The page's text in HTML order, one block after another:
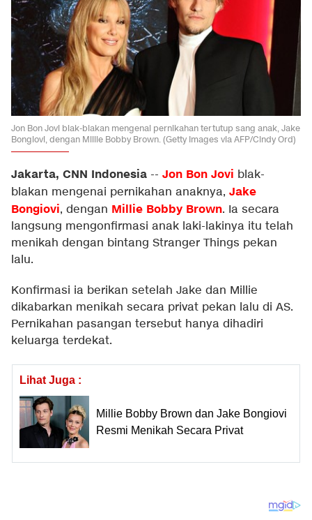
Jon Bon Jovi blak-blakan mengenai pernikahan tertutup sang anak, Jake
Bongiovi, dengan Millie Bobby Brown. (Getty Images via AFP/Cindy Ord)
Jakarta, CNN Indonesia -- Jon Bon Jovi blak-
blakan mengenai pernikahan anaknya, Jake
Bongiovi, dengan Millie Bobby Brown. Ia secara
langsung mengonfirmasi anak laki-lakinya itu telah
menikah dengan bintang Stranger Things pekan
lalu.
Konfirmasi ia berikan setelah Jake dan Millie
dikabarkan menikah secara privat pekan lalu di AS.
Pernikahan pasangan tersebut hanya dihadiri
keluarga terdekat.
Lihat Juga :
Millie Bobby Brown dan Jake Bongiovi
Resmi Menikah Secara Privat